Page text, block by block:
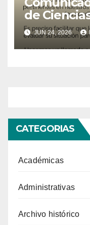
de
JUN 24, 2026
CATEGORIAS
Académicas
Administrativas
Archivo histórico